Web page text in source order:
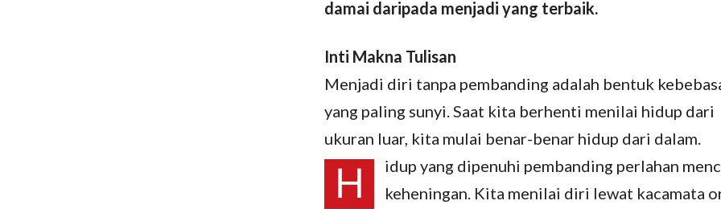
damai daripada menjadi yang terbaik.
Inti Makna Tulisan
Menjadi diri tanpa pembanding adalah bentuk
yang paling sunyi. Saat kita berhenti menilai hidup dari
ukuran luar, kita mulai benar-benar hidup dari dalam.
H
idup yang dipenuhi pembanding perlahan
keheningan. Kita menilai diri lewat kacamata